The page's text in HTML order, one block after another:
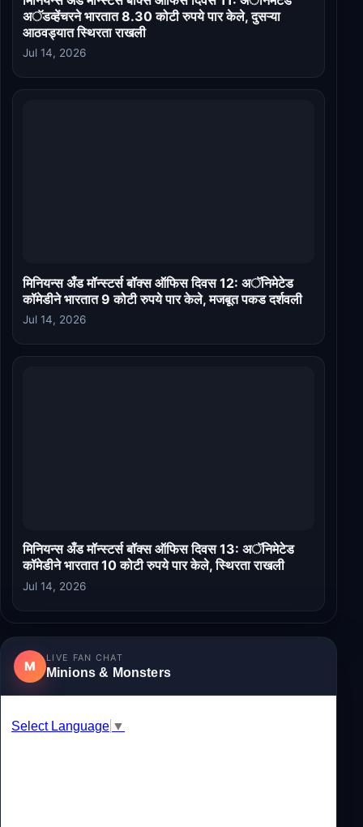
अॅडव्हेंचरने भारतात 8.30 कोटी रुपये पार केले, दुसऱ्या
आठवड्यात स्थिरता राखली
Jul 14, 2026
मिनियन्स अँड मॉन्स्टर्स बॉक्स ऑफिस दिवस 12: अॅनिमेटेड
कॉमेडीने भारतात 9 कोटी रुपये पार केले, मजबूत पकड दर्शवली
Jul 14, 2026
मिनियन्स अँड मॉन्स्टर्स बॉक्स ऑफिस दिवस 13: अॅनिमेटेड
कॉमेडीने भारतात 10 कोटी रुपये पार केले, स्थिरता राखली
Jul 14, 2026
M
LIVE FAN CHAT
Minions & Monsters